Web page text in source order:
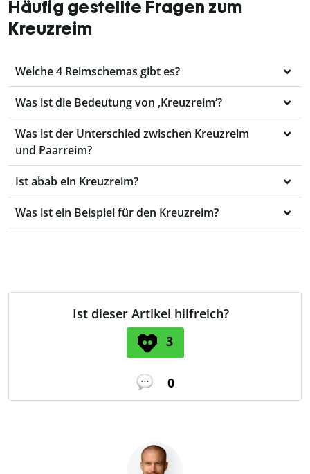
Häufig gestellte Fragen zum
Kreuzreim
Welche 4 Reimschemas gibt es?
Was ist die Bedeutung von ‚Kreuzreim‘?
Was ist der Unterschied zwischen Kreuzreim
und Paarreim?
Ist abab ein Kreuzreim?
Was ist ein Beispiel für den Kreuzreim?
Ist dieser Artikel hilfreich?
3
0